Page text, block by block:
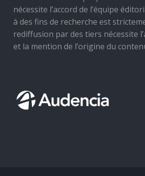
nécessite l’accord de l’équipe
à des fins de recherche est
rediffusion par des tiers nécessite
et la mention de l’origine du